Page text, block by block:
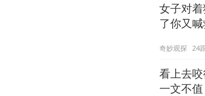
女子对
了你又
奇妙观探 24
看上去
一文不值